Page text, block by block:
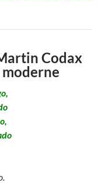
Codax